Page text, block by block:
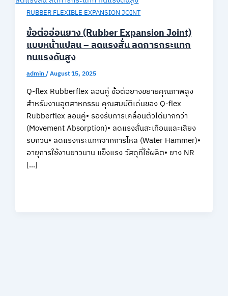
RUBBER FLEXIBLE EXPANSION JOINT
ข้อต่ออ่อนยาง (Rubber Expansion Joint)
แบบหน้าแปลน – ลดแรงสั่น ลดการกระแทก
ทนแรงดันสูง
admin/August 15, 2025
Q-flex Rubberflex ลอนคู่ ข้อต่อยางขยายคุณภาพสูง
สำหรับงานอุตสาหกรรม คุณสมบัติเด่นของ Q-flex
Rubberflex ลอนคู่• รองรับการเคลื่อนตัวได้มากกว่า
(Movement Absorption)• ลดแรงสั่นสะเทือนและเสียง
รบกวน• ลดแรงกระแทกจากการไหล (Water Hammer)•
อายุการใช้งานยาวนาน แข็งแรง วัสดุที่ใช้ผลิต• ยาง NR
[…]